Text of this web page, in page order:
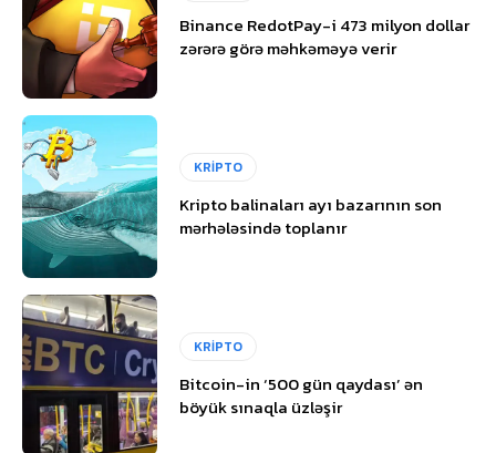
Binance RedotPay-i 473 milyon dollar
zərərə görə məhkəməyə verir
KRİPTO
Kripto balinaları ayı bazarının son
mərhələsində toplanır
KRİPTO
Bitcoin-in ‘500 gün qaydası’ ən
böyük sınaqla üzləşir